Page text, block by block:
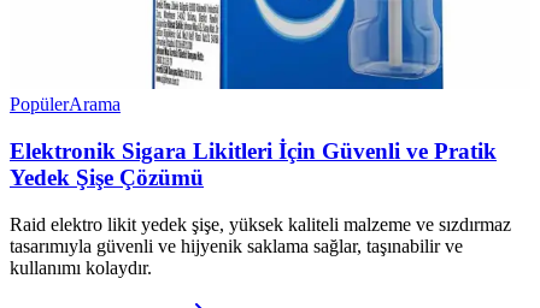
PopülerArama
Elektronik Sigara Likitleri İçin Güvenli ve Pratik
Yedek Şişe Çözümü
Raid elektro likit yedek şişe, yüksek kaliteli malzeme ve sızdırmaz
tasarımıyla güvenli ve hijyenik saklama sağlar, taşınabilir ve
kullanımı kolaydır.